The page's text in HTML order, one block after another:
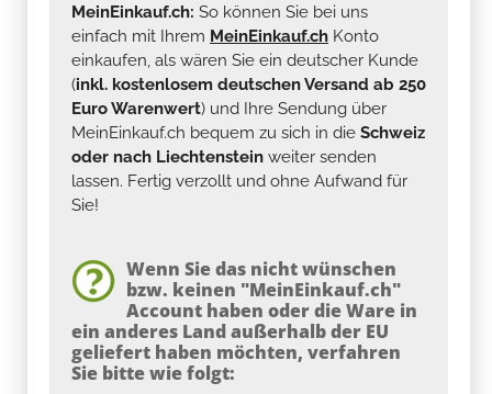
MeinEinkauf.ch: So können Sie bei uns
einfach mit Ihrem MeinEinkauf.ch Konto
einkaufen, als wären Sie ein deutscher Kunde
(inkl. kostenlosem deutschen Versand ab 250
Euro Warenwert) und Ihre Sendung über
MeinEinkauf.ch bequem zu sich in die Schweiz
oder nach Liechtenstein weiter senden
lassen. Fertig verzollt und ohne Aufwand für
Sie!
Wenn Sie das nicht wünschen
bzw. keinen "MeinEinkauf.ch"
Account haben oder die Ware in
ein anderes Land außerhalb der EU
geliefert haben möchten, verfahren
Sie bitte wie folgt: